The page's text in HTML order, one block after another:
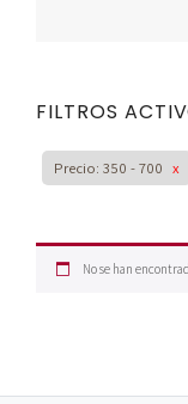
FILTROS
Precio: 350 - 700 x
No se han